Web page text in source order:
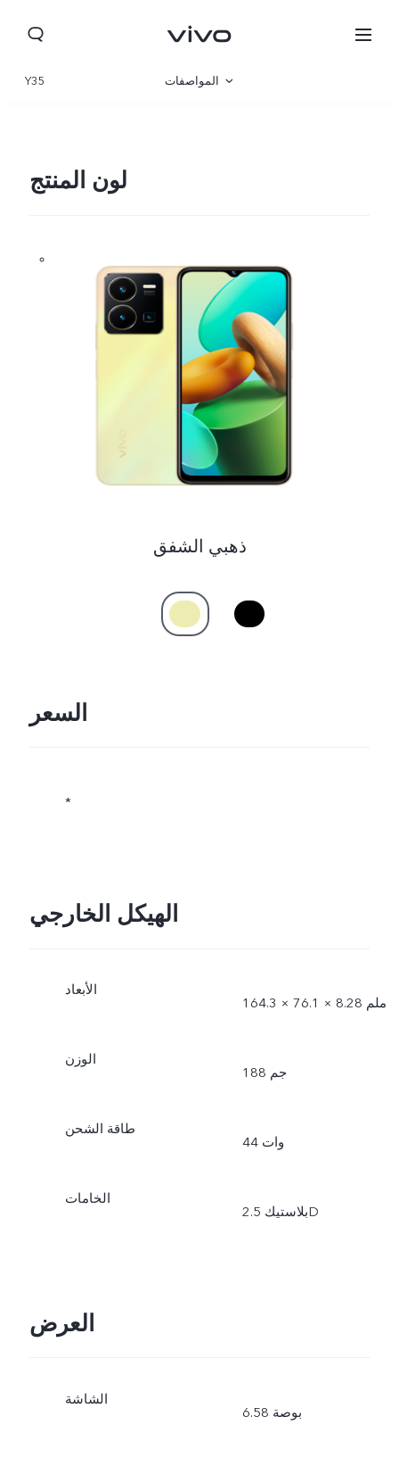
Y35 المواصفات
لون المنتج
ذهبي الشفق
السعر
*
الهيكل الخارجي
الأبعاد
164.3 × 76.1 × 8.28 ملم
الوزن
188 جم
طاقة الشحن
44 وات
الخامات
العرض
الشاشة
6.58 بوصة